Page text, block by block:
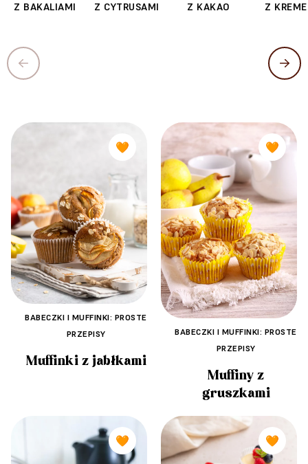
Z BAKALIAMI Z CYTRUSAMI Z KAKAO Z
🧡
BABECZKI I MUFFINKI: PROSTE
PRZEPISY
Muffinki z jabłkami
🧡
BABECZKI I MUFFINKI: PROSTE
PRZEPISY
Muffiny z
gruszkami
🧡 🧡